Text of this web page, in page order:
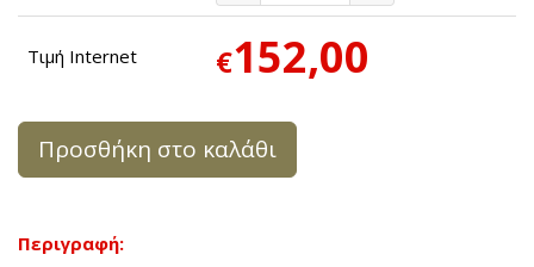
Τιμή Internet €152,00
Προσθήκη στο καλάθι
Περιγραφή: